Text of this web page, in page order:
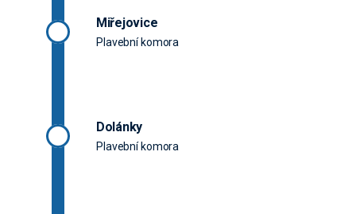
Miřejovice
Plavební komora
Dolánky
Plavební komora